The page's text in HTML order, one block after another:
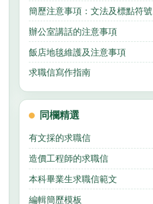
簡歷注意事項：文法及標點符號
辦公室講話的注意事項
飯店地毯維護及注意事項
求職信寫作指南
同欄精選
有文採的求職信
造價工程師的求職信
本科畢業生求職信範文
編輯簡歷模板